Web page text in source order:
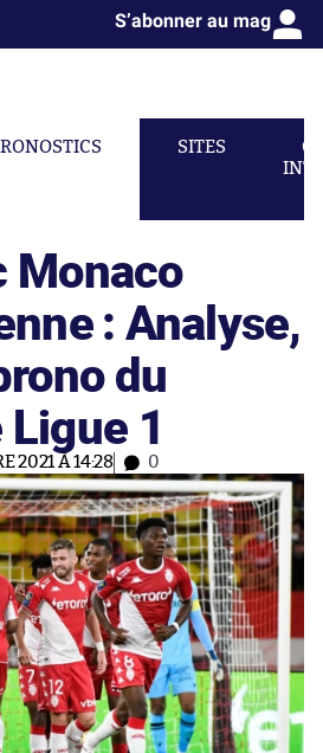
S’abonner au mag
SITES
Monaco
: Analyse,
du
1
2021 À 14:28 0